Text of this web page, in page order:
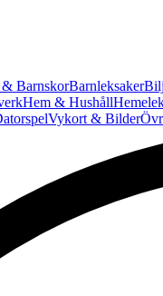
BarnskorBarnleksaker
Hem & Hushåll
Vykort & Bilder